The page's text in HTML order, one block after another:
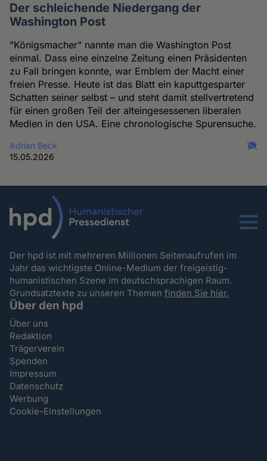
Der schleichende Niedergang der
Washington Post
"Königsmacher" nannte man die Washington Post
einmal. Dass eine einzelne Zeitung einen Präsidenten
zu Fall bringen konnte, war Emblem der Macht einer
freien Presse. Heute ist das Blatt ein kaputtgesparter
Schatten seiner selbst – und steht damit stellvertretend
für einen großen Teil der alteingesessenen liberalen
Medien in den USA. Eine chronologische Spurensuche.
Adrian Beck
15.05.2026
Menu
Der hpd ist mit mehreren Millionen Seitenaufrufen im
Jahr das wichtigste Online-Medium der freigeistig-
humanistischen Szene im deutschsprachigen Raum.
Grundsatztexte zu unseren Themenfinden Sie hier.
Über den hpd
Über uns
Redaktion
Trägerverein
Spenden
Impressum
Datenschutz
Werbung
Cookie-Einstellungen